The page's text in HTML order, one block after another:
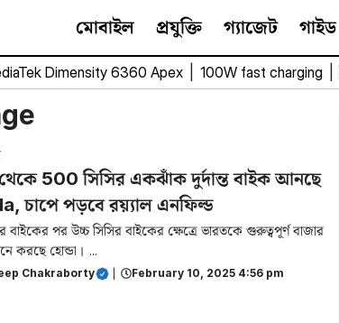
মোবাইল প্রযুক্তি গ্যাজেট গাইড
Dimensity 6360 Apex 100W fast charging
500 সিসির একঝাঁক দুর্দান্ত বাইক আনছে
চাপে পড়বে রয়্যাল এনফিল্ড
বাইকের পর উচ্চ সিসির বাইকের ক্ষেত্রে ভারতকে গুরুত্বপূর্ণ বাজার
করছে হোন্ডা। ...
Chakraborty February 10, 2025 4:56 pm